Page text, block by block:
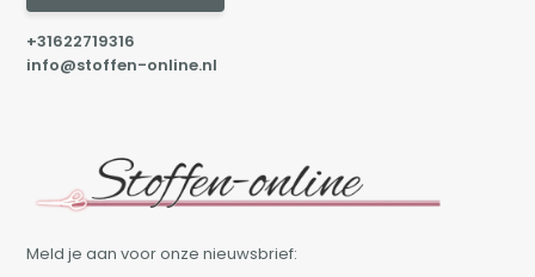
+31622719316
info@stoffen-online.nl
Meld je aan voor onze nieuwsbrief: